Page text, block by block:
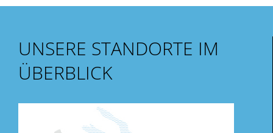
UNSERE STANDORTE IM
ÜBERBLICK